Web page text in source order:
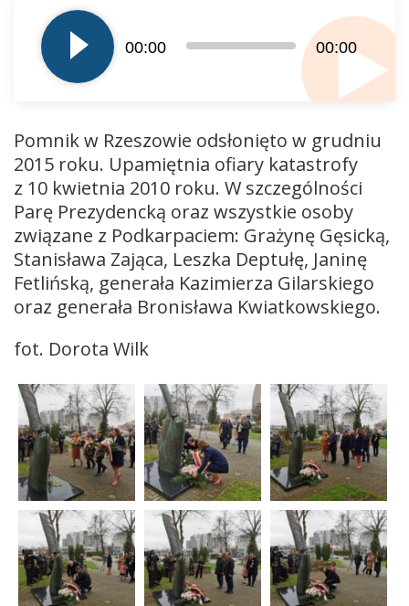
plików
dźwiękowych
00:00 00:00
Pomnik w Rzeszowie odsłonięto w grudniu
2015 roku. Upamiętnia ofiary katastrofy
z 10 kwietnia 2010 roku. W szczególności
Parę Prezydencką oraz wszystkie osoby
związane z Podkarpaciem: Grażynę Gęsicką,
Stanisława Zająca, Leszka Deptułę, Janinę
Fetlińską, generała Kazimierza Gilarskiego
oraz generała Bronisława Kwiatkowskiego.
fot. Dorota Wilk